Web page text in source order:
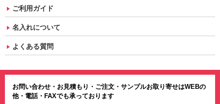
ご利用ガイド
名入れについて
よくある質問
お問い合わせ・お見積もり・ご注文・サンプルお取り寄せはWEBの
他・電話・FAXでも承っております